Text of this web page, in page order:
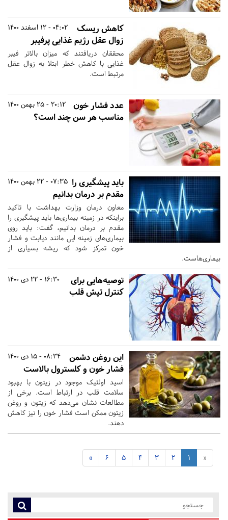
04:02 - 12 اسفند 1400
کاهش ریسک
زوال عقل رژیم غذایی پرفیبر
محققان دریافتند که میزان بالاتر فیبر
غذایی با کاهش خطر ابتلا به زوال عقل
مرتبط است.
20:12 - 25 بهمن 1400
عدد فشار خون
مناسب هر سن چند است؟
07:35 - 22 بهمن 1400 باید پیشگیری را
مقدم بر درمان بدانیم
معاون درمان وزارت بهداشت با تاکید
براینکه در زمینه بیماری‌ها باید پیشگیری را
مقدم بر درمان بدانیم، گفت: باید روی
بیماری‌های زمینه ایی مانند دیابت و فشار
خون تمرکز شود که ریشه بسیاری از
بیماری‌هاست.
16:30 - 22 دی 1400
توصیه‌هایی برای
کنترل تپش قلب
08:34 - 15 دی 1400
این روغن دشمن
فشار خون و کلسترول بالاست
اسید اولئیک موجود در زیتون با بهبود
سلامت قلب در ارتباط است. برخی از
مطالعات نشان می‌دهد که زیتون و روغن
زیتون ممکن است فشار خون را نیز کاهش
دهند.
«
1
2
3
4
5
6
»